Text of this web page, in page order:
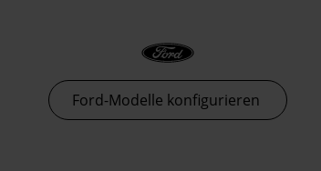
Ford-Modelle konfigurieren